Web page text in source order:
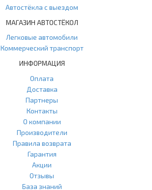
Автостёкла с выездом
МАГАЗИН АВТОСТЁКОЛ
Легковые автомобили
Коммерческий транспорт
ИНФОРМАЦИЯ
Оплата
Доставка
Партнеры
Контакты
О компании
Производители
Правила возврата
Гарантия
Акции
Отзывы
База знаний